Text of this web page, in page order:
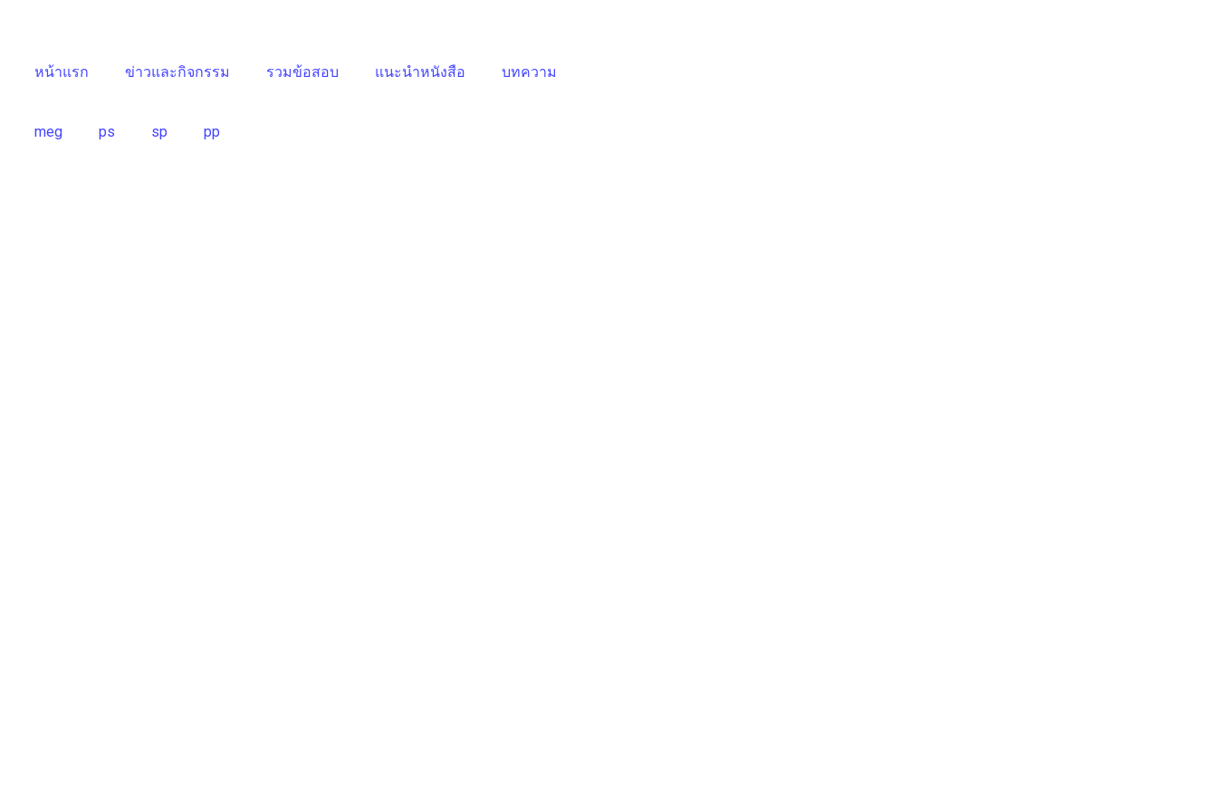
หน้าแรก ข่าวและกิจกรรม รวมข้อสอบ แนะนําหนังสือ บทความ
meg ps sp pp